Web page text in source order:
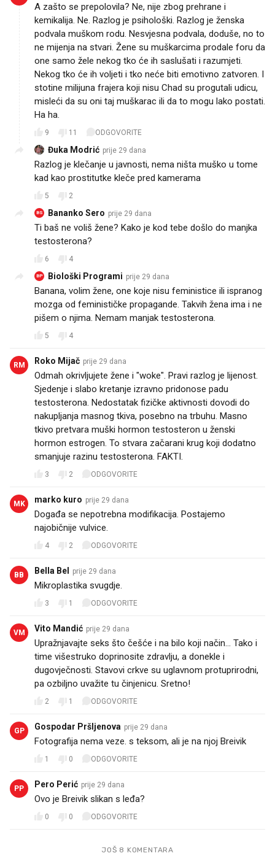
A zašto se prepolovila? Ne, nije zbog prehrane i
kemikalija. Ne. Razlog je psihološki. Razlog je ženska
podvala muškom rodu. Nesvjesna podvala, doduše, no to
ne mijenja na stvari. Žene su muškarcima prodale foru da
one samo žele nekog tko će ih saslušati i razumjeti.
Nekog tko će ih voljeti i tko neće biti emotivno zatvoren. I
stotine milijuna frajera koji nisu Chad su progutali udicu,
misleći da su oni taj muškarac ili da to mogu lako postati.
Ha ha.
9 11 ODGOVORITE
Đuka Modrić prije 29 dana
Razlog je klečanje u javnosti, nema ništa muško u tome
kad kao prostitutke kleče pred kamerama
5 2
BS Bananko Sero prije 29 dana
Ti baš ne voliš žene? Kako je kod tebe došlo do manjka
testosterona?
6 4
BP Biološki Programi prije 29 dana
Banana, volim žene, one koje nisu feministice ili ispranog
mozga od feminističke propagande. Takvih žena ima i ne
pišem o njima. Nemam manjak testosterona.
5 4
RM Roko Mijač prije 29 dana
Odmah okrivljujete žene i "woke". Pravi razlog je lijenost.
Sjedenje i slabo kretanje izravno pridonose padu
testosterona. Nedostatak fizičke aktivnosti dovodi do
nakupljanja masnog tkiva, posebno na trbuhu. Masno
tkivo pretvara muški hormon testosteron u ženski
hormon estrogen. To stvara začarani krug koji dodatno
smanjuje razinu testosterona. FAKTI.
3 2 ODGOVORITE
MK marko kuro prije 29 dana
Događa se nepotrebna modifikacija. Postajemo
najobičnije vulvice.
4 2 ODGOVORITE
BB Bella Bel prije 29 dana
Mikroplastika svugdje.
3 1 ODGOVORITE
VM Vito Mandić prije 29 dana
Upražnjavajte seks što češće i na bilo koji način... Tako i
time višestruko doprinosite zdravlju, a donekle i
dugovječnosti. Stavovi crkve su uglavnom protuprirodni,
pa ozbiljno uvažite tu činjenicu. Sretno!
2 1 ODGOVORITE
GP Gospodar Pršljenova prije 29 dana
Fotografija nema veze. s teksom, ali je na njoj Breivik
1 0 ODGOVORITE
PP Pero Perić prije 29 dana
Ovo je Breivik slikan s leđa?
0 0 ODGOVORITE
JOŠ 8 KOMENTARA